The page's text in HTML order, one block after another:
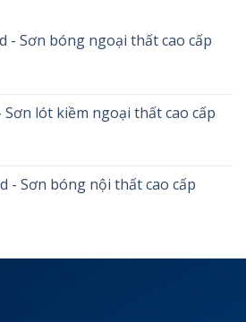
- Sơn bóng ngoại thất cao cấp
Sơn lót kiềm ngoại thất cao cấp
- Sơn bóng nội thất cao cấp